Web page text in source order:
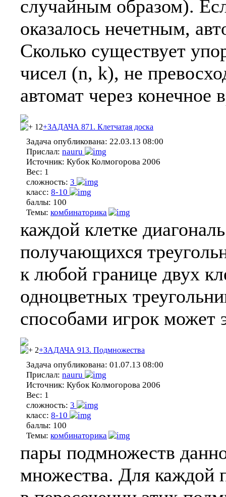
случайным образом).
оказалось нечетным,
Сколько существует
чисел (n, k), не
автомат через конечное
12+ЗАДАЧА 871. Клетчатая доска
Задача опубликована: 22.03.13 08:00
Прислал: nauru
Источник: Кубок Колмогорова 2006
Вес: 1
сложность: 3
класс: 8-10
баллы: 100
Темы: комбинаторика
каждой клетке
получающихся
к любой границе двух
одноцветных
способами игрок может
2+ЗАДАЧА 913. Подмножества
Задача опубликована: 01.07.13 08:00
Прислал: nauru
Источник: Кубок Колмогорова 2006
Вес: 1
сложность: 3
класс: 8-10
баллы: 100
Темы: комбинаторика
пары подмножеств
множества. Для каждой